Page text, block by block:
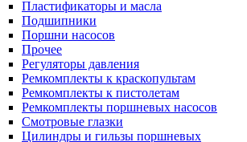
Пластификаторы и масла
Подшипники
Поршни насосов
Прочее
Регуляторы давления
Ремкомплекты к краскопультам
Ремкомплекты к пистолетам
Ремкомплекты поршневых насосов
Смотровые глазки
Цилиндры и гильзы поршневых